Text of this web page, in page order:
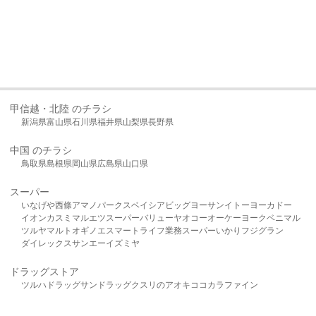
甲信越・北陸 のチラシ
新潟県富山県石川県福井県山梨県長野県
中国 のチラシ
鳥取県島根県岡山県広島県山口県
スーパー
いなげや西條アマノパークスベイシア ビッグヨーサンイトーヨーカドー
イオンカスミ マルエツスーパーバリューヤオコーオーケー ヨークベニマル
ツルヤマルト オギノ エスマート ライフ業務スーパーいかり フジグラン
ダイレックスサンエーイズミヤ
ドラッグストア
ツルハドラッグサンドラッグクスリのアオキ ココカラファイン